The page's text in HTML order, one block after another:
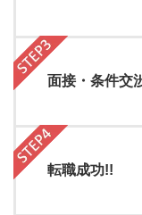
面接・条件交
転職成功!!